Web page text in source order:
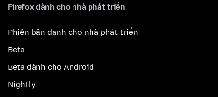
Firefox dành cho nhà phát triển
Phiên bản dành cho nhà phát triển
Beta
Beta dành cho Android
Nightly